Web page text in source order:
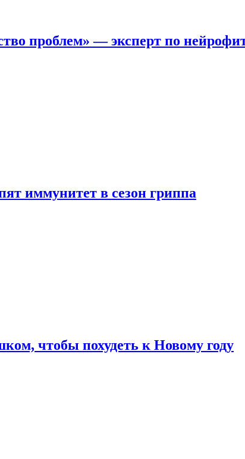
проблем» — эксперт по
иммунитет в сезон гриппа
чтобы похудеть к Новому году